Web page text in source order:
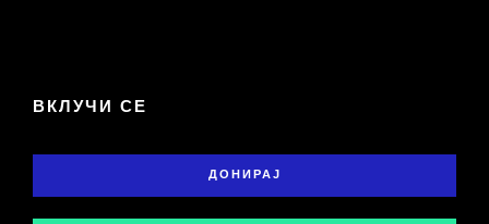
ВКЛУЧИ СЕ
ДОНИРАЈ